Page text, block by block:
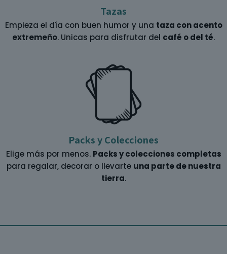
Tazas
Empieza el día con buen humor y una taza con acento
extremeño. Unicas para disfrutar del café o del té.
Packs y Colecciones
Elige más por menos. Packs y colecciones completas
para regalar, decorar o llevarte una parte de nuestra
tierra.